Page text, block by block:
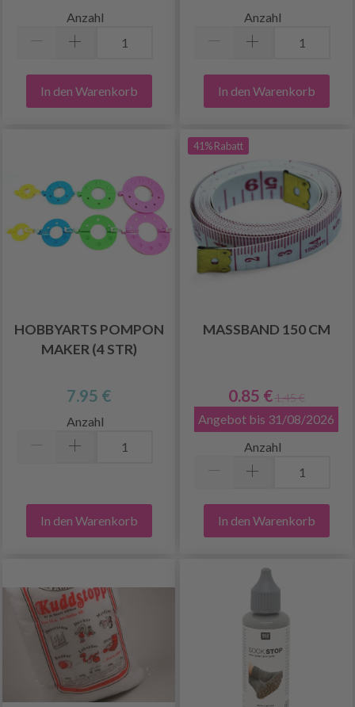
Anzahl
In den Warenkorb
Anzahl
In den Warenkorb
HOBBYARTS POMPON
MAKER (4 STR)
7.95 €
Anzahl
In den Warenkorb
41% Rabatt
MASSBAND 150 CM
0.85 € 1.45 €
Angebot bis 31/08/2026
Anzahl
In den Warenkorb